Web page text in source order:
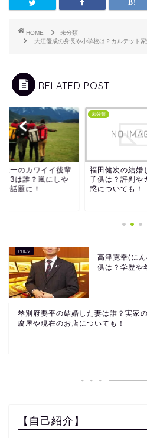
HOME
未分類
大江優成の身長や小学校は？カルテット
RELATED POST
准一のカワイイ後輩
ト3は誰？嵐にしや
で話題に！
未分類
福田健次の結婚
子供は？評判や
惑についても！
高津克幸(に
供は？学歴や
琴別府要平の結婚した妻は誰？実家
腐屋や現在のお店についても！
【自己紹介】